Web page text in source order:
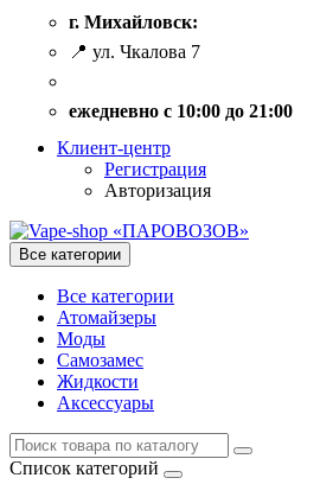
г. Михайловск:
📍 ул. Чкалова 7
ежедневно с 10:00 до 21:00
Клиент-центр
Регистрация
Авторизация
Все категории
Все категории
Атомайзеры
Моды
Самозамес
Жидкости
Аксессуары
Список категорий